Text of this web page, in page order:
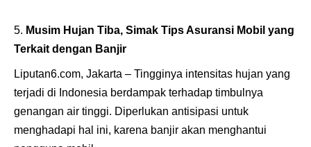
Musim Hujan Tiba, Simak Tips Asuransi Mobil yang
Terkait dengan Banjir
Liputan6.com, Jakarta – Tingginya intensitas hujan yang
terjadi di Indonesia berdampak terhadap timbulnya
genangan air tinggi. Diperlukan antisipasi untuk
menghadapi hal ini, karena banjir akan menghantui